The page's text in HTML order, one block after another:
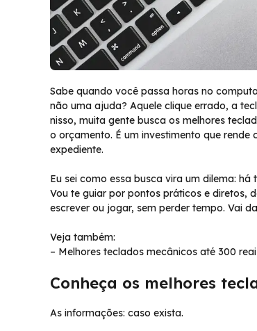
Sabe quando você passa horas no
não uma ajuda? Aquele clique errado, a
nisso, muita gente busca os melhores
o orçamento. É um investimento que
expediente.
Eu sei como essa busca vira um dilema:
Vou te guiar por pontos práticos e diretos,
escrever ou jogar, sem perder tempo. Vai
Veja também:
– Melhores teclados mecânicos até 300
Conheça os melhores
As informações: caso exista.